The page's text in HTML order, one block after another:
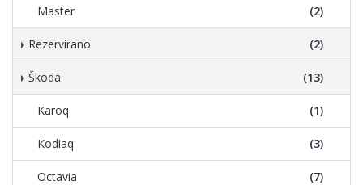
Master (2)
Rezervirano (2)
Škoda (13)
Karoq (1)
Kodiaq (3)
Octavia (7)